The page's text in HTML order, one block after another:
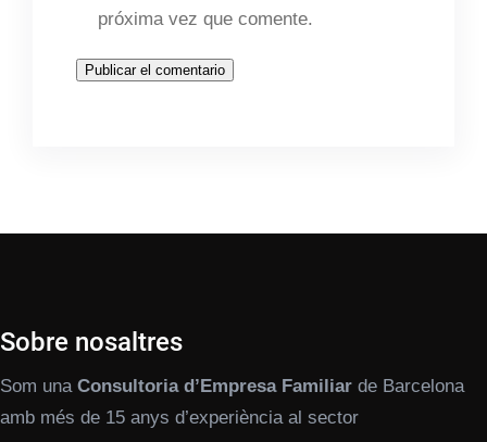
próxima vez que comente.
Sobre nosaltres
Som una Consultoria d’Empresa Familiar de Barcelona
amb més de 15 anys d’experiència al sector